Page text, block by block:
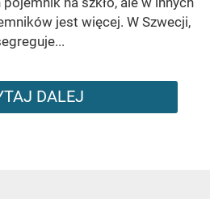
jest więcej. W Szwecji,
DALEJ